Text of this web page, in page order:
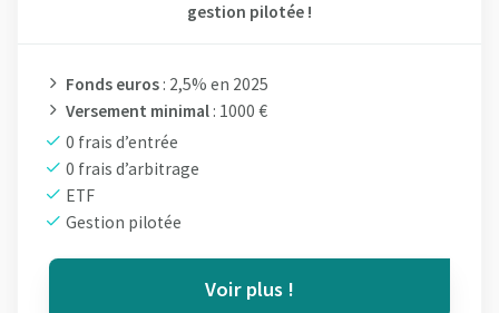
gestion pilotée !
Fonds euros : 2,5% en 2025
Versement minimal : 1000 €
0 frais d’entrée
0 frais d’arbitrage
ETF
Gestion pilotée
Voir plus !